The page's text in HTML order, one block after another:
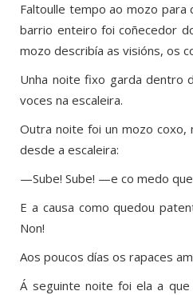
Faltoulle tempo ao mozo para
barrio enteiro foi coñecedor
mozo describía as visións, os
Unha noite fixo garda dentro
voces na escaleira.
Outra noite foi un mozo coxo,
desde a escaleira:
—Sube! Sube! —e co medo
E a causa como quedou
Non!
Aos poucos días os rapaces
Á seguinte noite foi ela a que